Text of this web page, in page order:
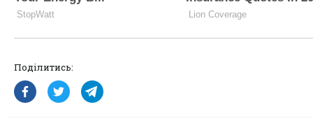
Поділитись: